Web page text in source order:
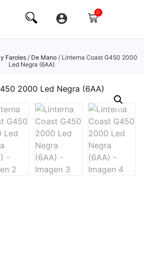
0
Faroles / De Mano / Linterna Coast G450 2000
Led Negra (6AA)